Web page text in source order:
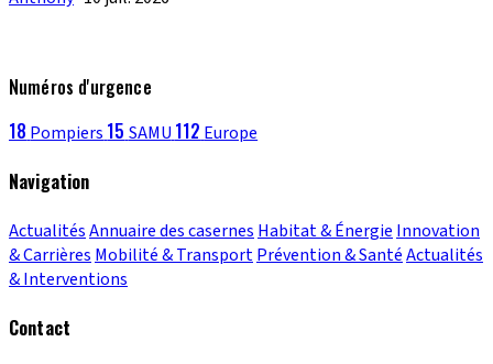
Numéros d'urgence
18 Pompiers 15 SAMU 112 Europe
Navigation
ActualitésAnnuaire des casernes Habitat & Énergie Innovation
& Carrières Mobilité & TransportPrévention & SantéActualités
& Interventions
Contact